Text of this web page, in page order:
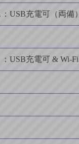
USB充電可（両備）
USB充電可 & Wi-Fi